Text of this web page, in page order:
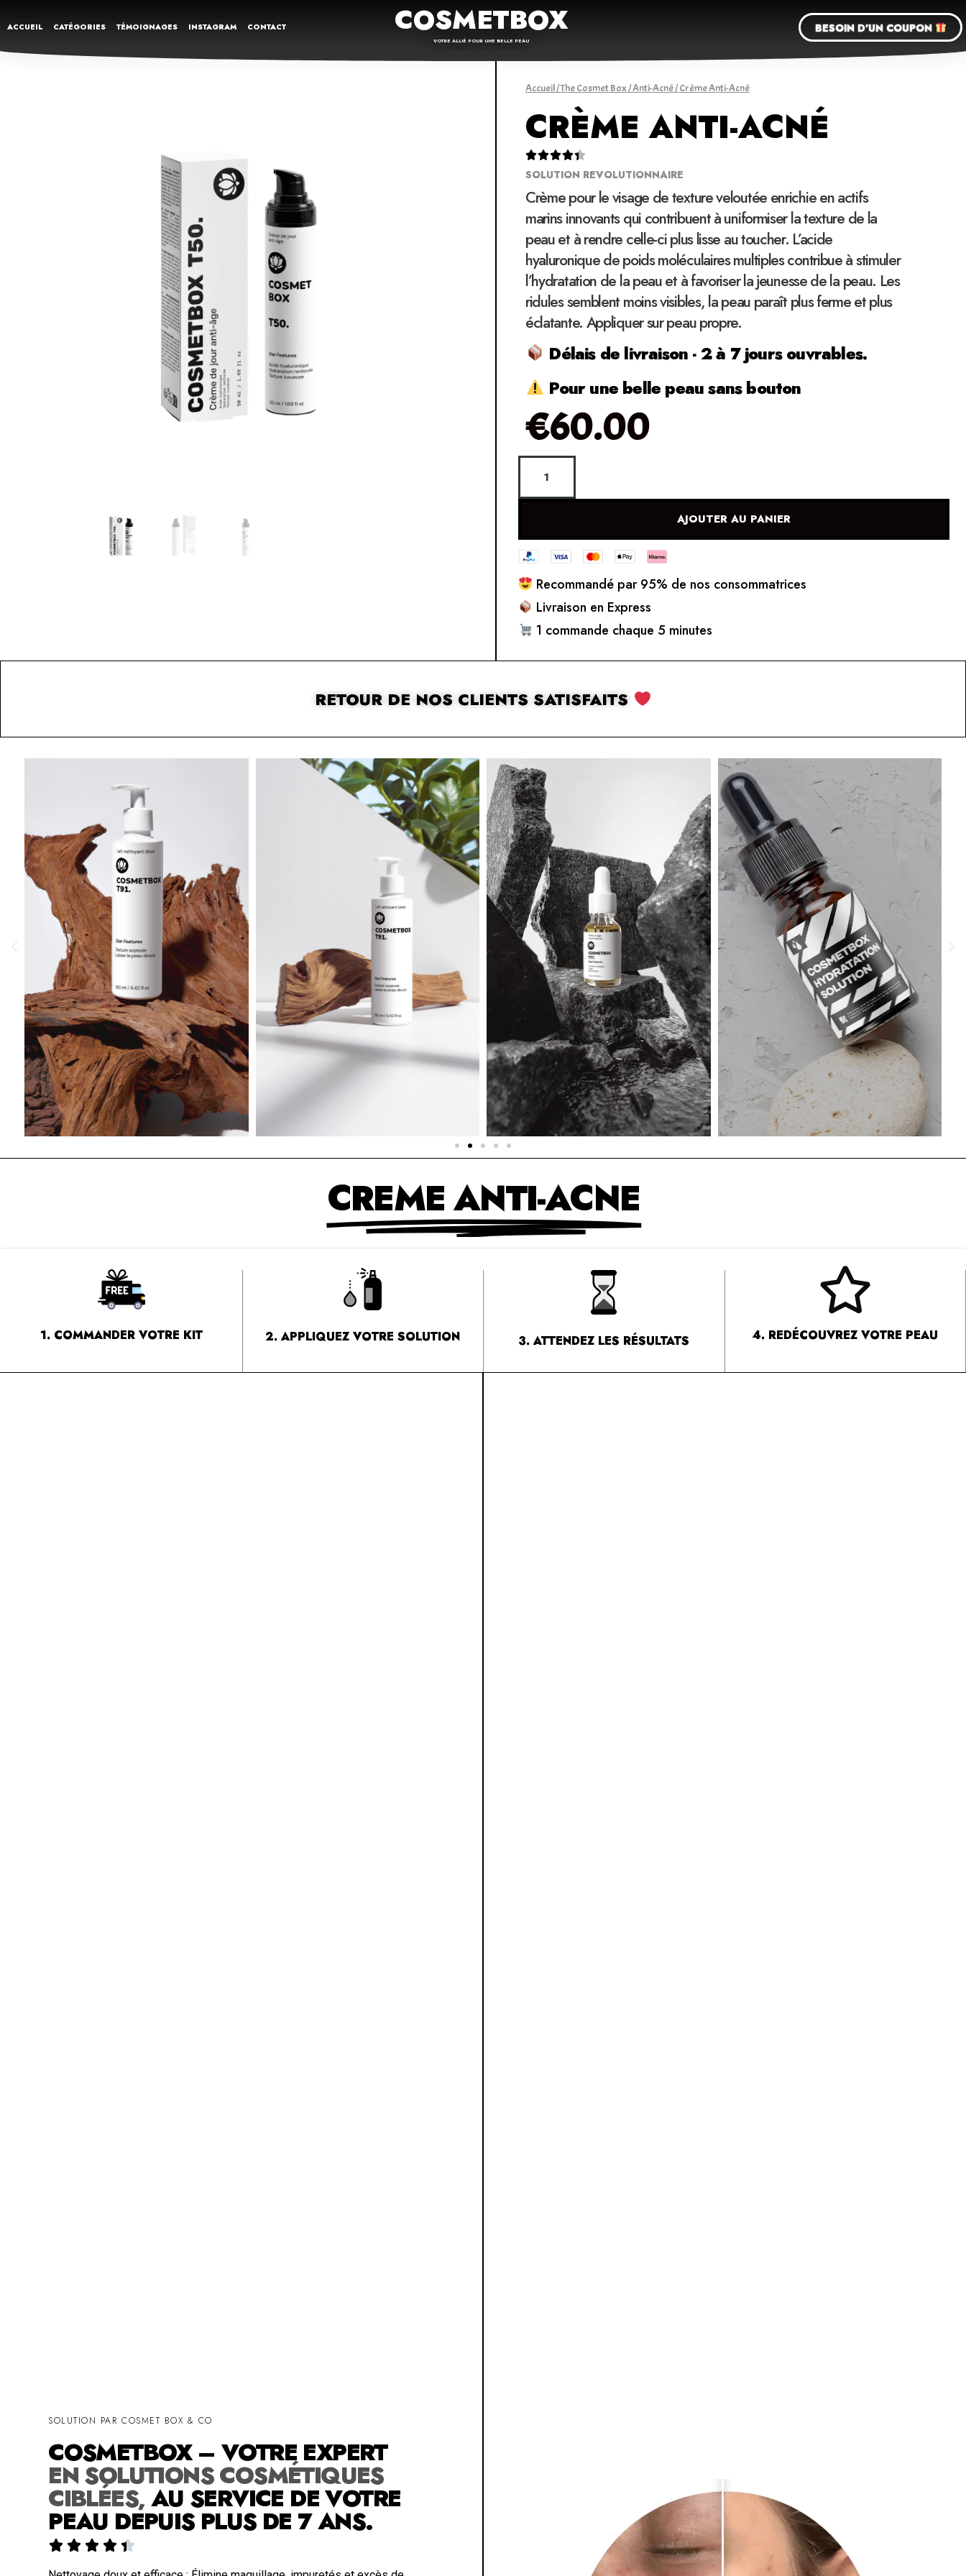
ACCUEIL CATÉGORIES TÉMOIGNAGES INSTAGRAM CONTACT COSMETBOX
VOTRE ALLIÉ POUR UNE BELLE PEAU
BESOIN D'UN COUPON
Accueil/The Cosmet Box/Anti-Acné/ Crème Anti-Acné
CRÈME ANTI-ACNÉ

SOLUTION REVOLUTIONNAIRE
Crème pour le visage de texture veloutée enrichie en actifs
marins innovants qui contribuent à uniformiser la texture de la
peau et à rendre celle-ci plus lisse au toucher. L’acide
hyaluronique de poids moléculaires multiples contribue à stimuler
l’hydratation de la peau et à favoriser la jeunesse de la peau. Les
ridules semblent moins visibles, la peau paraît plus ferme et plus
éclatante. Appliquer sur peau propre.
Délais de livraison - 2 à 7 jours ouvrables.
Pour une belle peau sans bouton
€60.00
AJOUTER AU PANIER
Recommandé par 95% de nos consommatrices
Livraison en Express
1 commande chaque 5 minutes
RETOUR DE NOS CLIENTS SATISFAITS
CREME ANTI-ACNE
1. COMMANDER VOTRE KIT 2. APPLIQUEZ VOTRE SOLUTION 3. ATTENDEZ LES RÉSULTATS 4. REDÉCOUVREZ VOTRE PEAU
SOLUTION PAR COSMET BOX & CO
COSMETBOX – VOTRE EXPERT
EN SOLUTIONS COSMÉTIQUES
CIBLÉES,AU SERVICE DE VOTRE
PEAU DEPUIS PLUS DE 7 ANS.
    